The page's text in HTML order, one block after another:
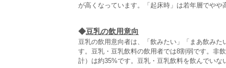
が高くなっています。「起床時」は若年層でやや
◆豆乳の飲用意向
豆乳の飲用意向者は、「飲みたい」「まあ飲み
す。豆乳・豆乳飲料の飲用者では8割弱です。非
計）は約35%です。豆乳・豆乳飲料を飲んでいな